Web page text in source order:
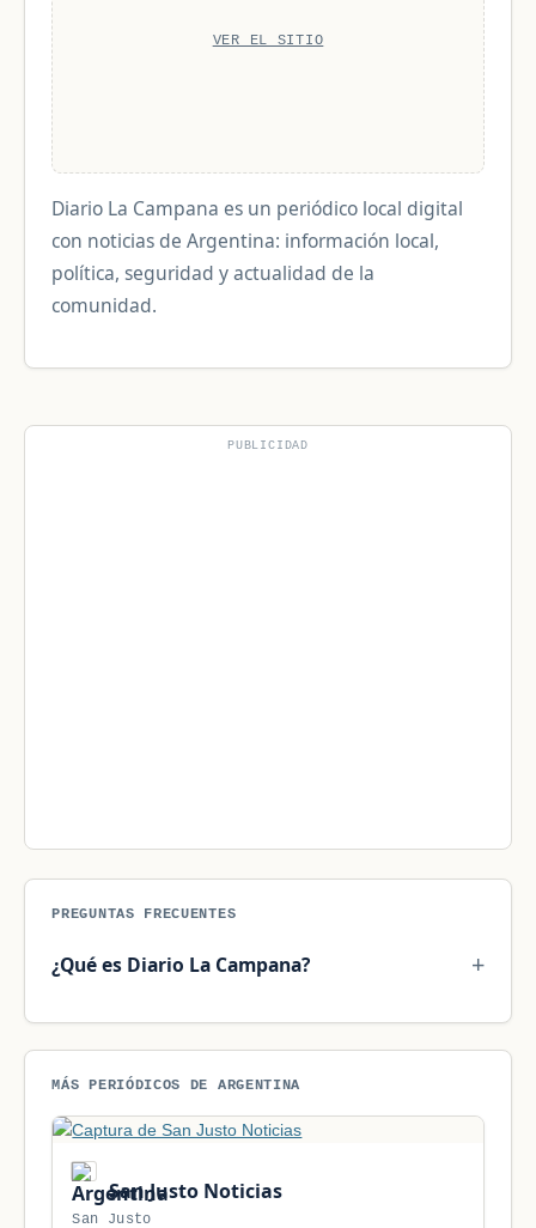
VER EL SITIO
Diario La Campana es un periódico local digital
con noticias de Argentina: información local,
política, seguridad y actualidad de la
comunidad.
PUBLICIDAD
PREGUNTAS FRECUENTES
¿Qué es Diario La Campana?
MÁS PERIÓDICOS DE ARGENTINA
San Justo Noticias
San Justo